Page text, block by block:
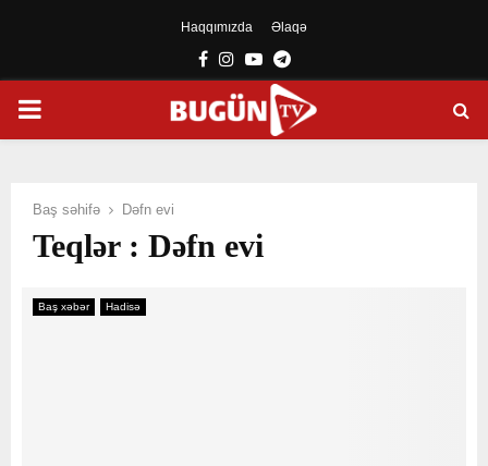
Haqqımızda Əlaqə
Facebook
Instagram
YoutubeTelegram
PRIMARY
Baş səhifə Dəfn evi
Teqlər : Dəfn evi
Baş xəbər Hadisə